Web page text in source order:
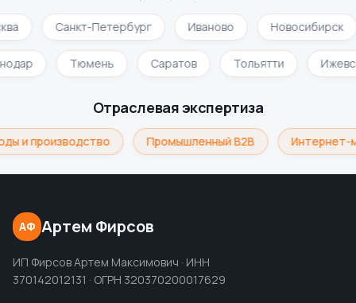
Санкт-Петербург Иваново Новосибирск
Тюмень Саратов Тольятти
Отраслевая экспертиза
и производство Промышленный B2B Интернет-
АФ Артем Фирсов
ИП Фирсов Артем Максимович · ИНН
370142012131 · ОГРН 320370200017629